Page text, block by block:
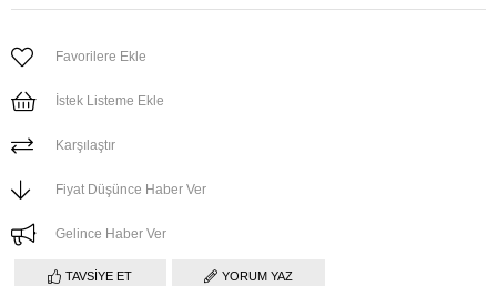
Favorilere Ekle
İstek Listeme Ekle
Karşılaştır
Fiyat Düşünce Haber Ver
Gelince Haber Ver
TAVSIYE ET YORUM YAZ